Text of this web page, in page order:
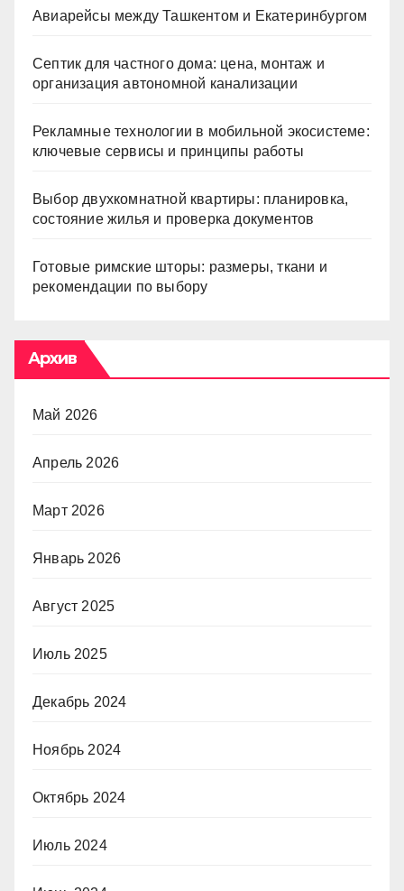
Авиарейсы между Ташкентом и Екатеринбургом
Септик для частного дома: цена, монтаж и
организация автономной канализации
Рекламные технологии в мобильной экосистеме:
ключевые сервисы и принципы работы
Выбор двухкомнатной квартиры: планировка,
состояние жилья и проверка документов
Готовые римские шторы: размеры, ткани и
рекомендации по выбору
Архив
Май 2026
Апрель 2026
Март 2026
Январь 2026
Август 2025
Июль 2025
Декабрь 2024
Ноябрь 2024
Октябрь 2024
Июль 2024